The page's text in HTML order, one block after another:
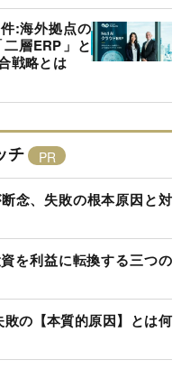
:海外拠点の
層ERP」と
戦略とは
チ
念、失敗の根本原因と対
を利益に転換する三つの
の【本質的原因】とは何